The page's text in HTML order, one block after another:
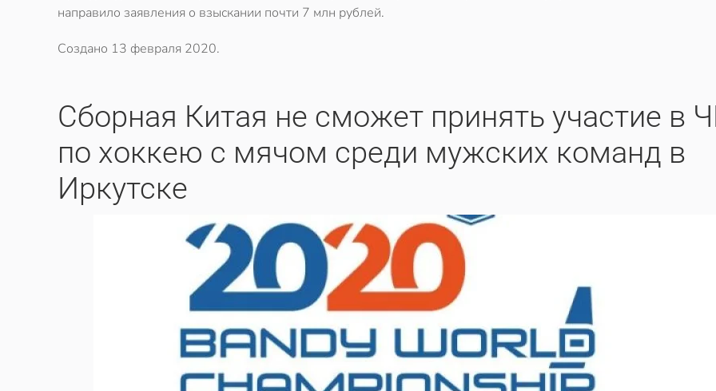
направило заявления о взыскании почти 7 млн рублей.
Создано 13 февраля 2020.
​Сборная Китая не сможет принять участие в
по хоккею с мячом среди мужских команд в
Иркутске